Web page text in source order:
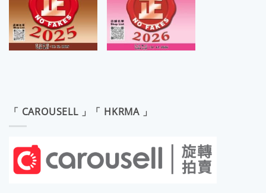
「 CAROUSELL 」「 HKRMA 」